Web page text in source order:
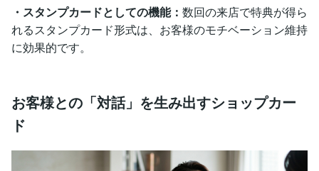
・スタンプカードとしての機能： 数回の来店で特典が得ら
れるスタンプカード形式は、お客様のモチベーション維持
に効果的です。
お客様との「対話」を生み出すショップカー
ド